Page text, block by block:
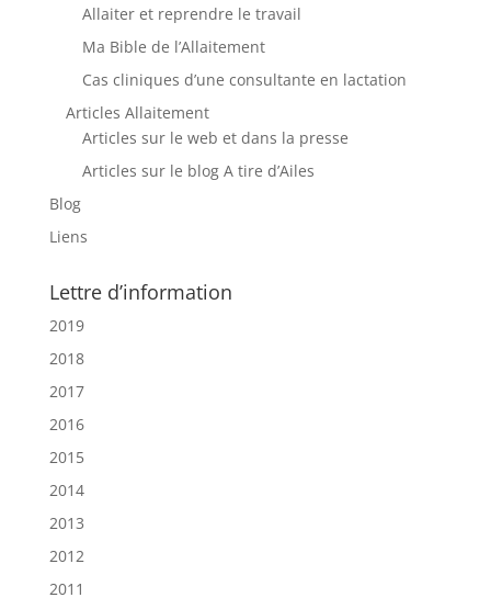
Allaiter et reprendre le travail
Ma Bible de l’Allaitement
Cas cliniques d’une consultante en lactation
Articles Allaitement
Articles sur le web et dans la presse
Articles sur le blog A tire d’Ailes
Blog
Liens
Lettre d’information
2019
2018
2017
2016
2015
2014
2013
2012
2011